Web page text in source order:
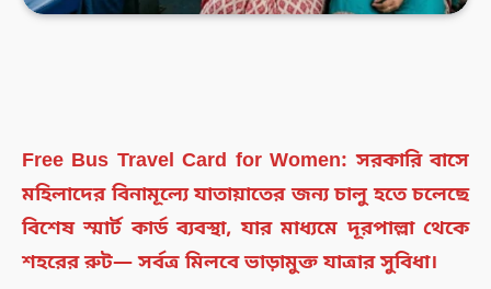
Free Bus Travel Card for Women: সরকারি বাসে
মহিলাদের বিনামূল্যে যাতায়াতের জন্য চালু হতে চলেছে
বিশেষ স্মার্ট কার্ড ব্যবস্থা, যার মাধ্যমে দূরপাল্লা থেকে
শহরের রুট— সর্বত্র মিলবে ভাড়ামুক্ত যাত্রার সুবিধা।